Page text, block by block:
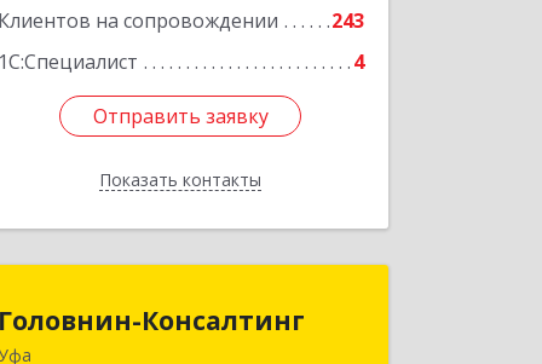
Клиентов на сопровождении
243
1С:Специалист
4
Отправить заявку
Показать контакты
Отправить заявку
Назад
Головнин-Консалтинг